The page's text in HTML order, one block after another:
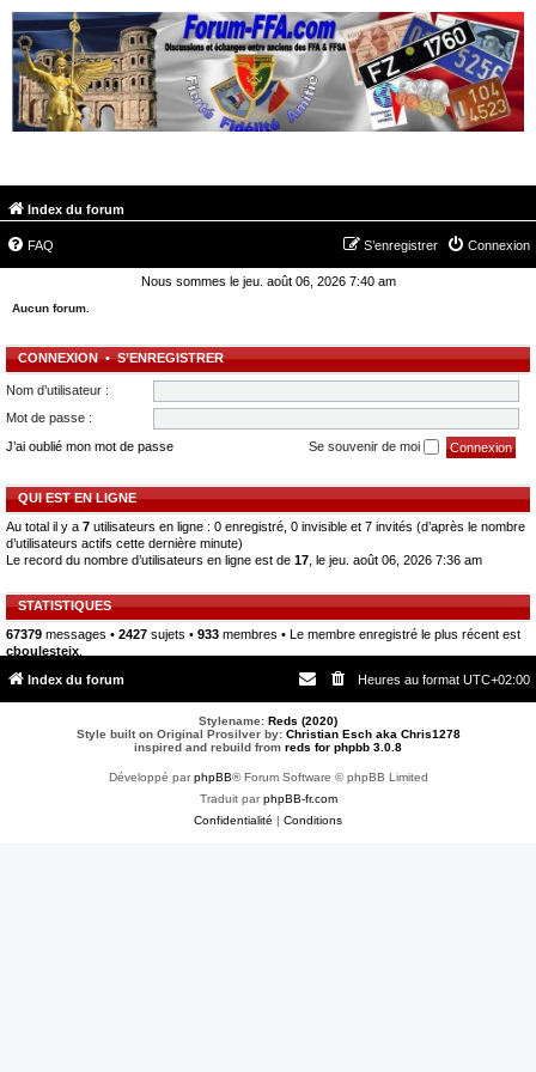
Index du forum
FAQ Connexion
S’enregistrer
Nous sommes le jeu. août 06, 2026 7:40 am
Aucun forum.
CONNEXION•S’ENREGISTRER
Nom d’utilisateur :
Mot de passe :
J’ai oublié mon mot de passe
Se souvenir de moi
QUI EST EN LIGNE
Au total il y a 7 utilisateurs en ligne : 0 enregistré, 0 invisible et 7 invités (d’après le nombre
d’utilisateurs actifs cette dernière minute)
Le record du nombre d’utilisateurs en ligne est de 17 , le jeu. août 06, 2026 7:36 am
STATISTIQUES
67379 messages • 2427 sujets • 933 membres • Le membre enregistré le plus récent est
cboulesteix
Index du forum
Heures au format UTC+02:00
Stylename: Reds (2020)
Style built on Original Prosilver by: Christian Esch aka Chris1278
inspired and rebuild from reds for phpbb 3.0.8
Développé parphpBB® Forum Software © phpBB Limited
Traduit parphpBB-fr.com
Confidentialité | Conditions